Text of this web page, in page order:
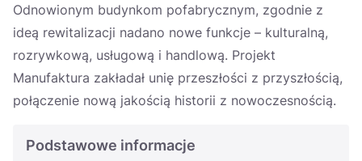
Odnowionym budynkom pofabrycznym, zgodnie z
ideą rewitalizacji nadano nowe funkcje – kulturalną,
rozrywkową, usługową i handlową. Projekt
Manufaktura zakładał unię przeszłości z przyszłością,
połączenie nową jakością historii z nowoczesnością.
Podstawowe informacje